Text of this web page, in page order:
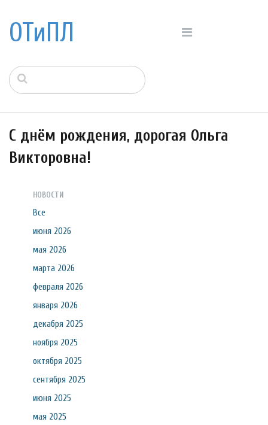
ОТиПЛ
С днём рождения, дорогая Ольга
Викторовна!
НОВОСТИ
Все
июня 2026
мая 2026
марта 2026
февраля 2026
января 2026
декабря 2025
ноября 2025
октября 2025
сентября 2025
июня 2025
мая 2025